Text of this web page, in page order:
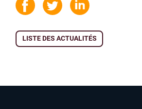
LISTE DES ACTUALITÉS